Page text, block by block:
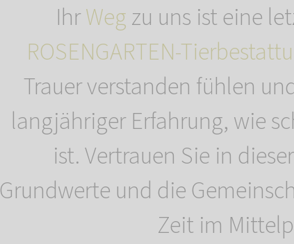
IhrWegzu uns ist eine
ROSENGARTEN-
Trauer verstanden fühlen
langjähriger Erfahrung, wie
ist. Vertrauen Sie in
Grundwerte und die
Zeit im